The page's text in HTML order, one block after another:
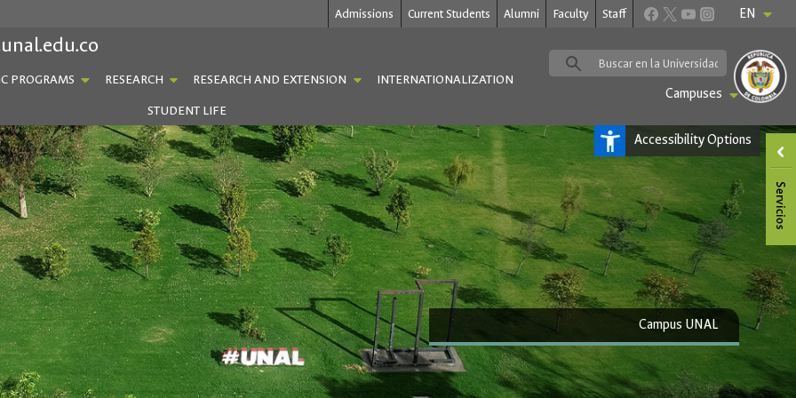
Admissions Current Students Alumni Faculty Staff EN
PROGRAMS RESEARCH RESEARCH AND EXTENSION
INTERNATIONALIZATION
STUDENT LIFE
Campuses
Accessibility Options
Campus UNAL